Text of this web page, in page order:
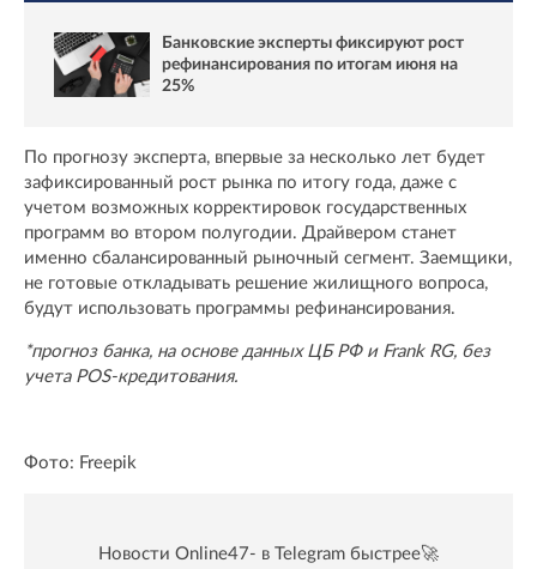
Банковские эксперты фиксируют рост
рефинансирования по итогам июня на
25%
По прогнозу эксперта, впервые за несколько лет будет
зафиксированный рост рынка по итогу года, даже с
учетом возможных корректировок государственных
программ во втором полугодии. Драйвером станет
именно сбалансированный рыночный сегмент. Заемщики,
не готовые откладывать решение жилищного вопроса,
будут использовать программы рефинансирования.
*прогноз банка, на основе данных ЦБ РФ и Frank RG, без
учета POS-кредитования.
Фото: Freepik
Новости Online47- в Telegram быстрее🚀